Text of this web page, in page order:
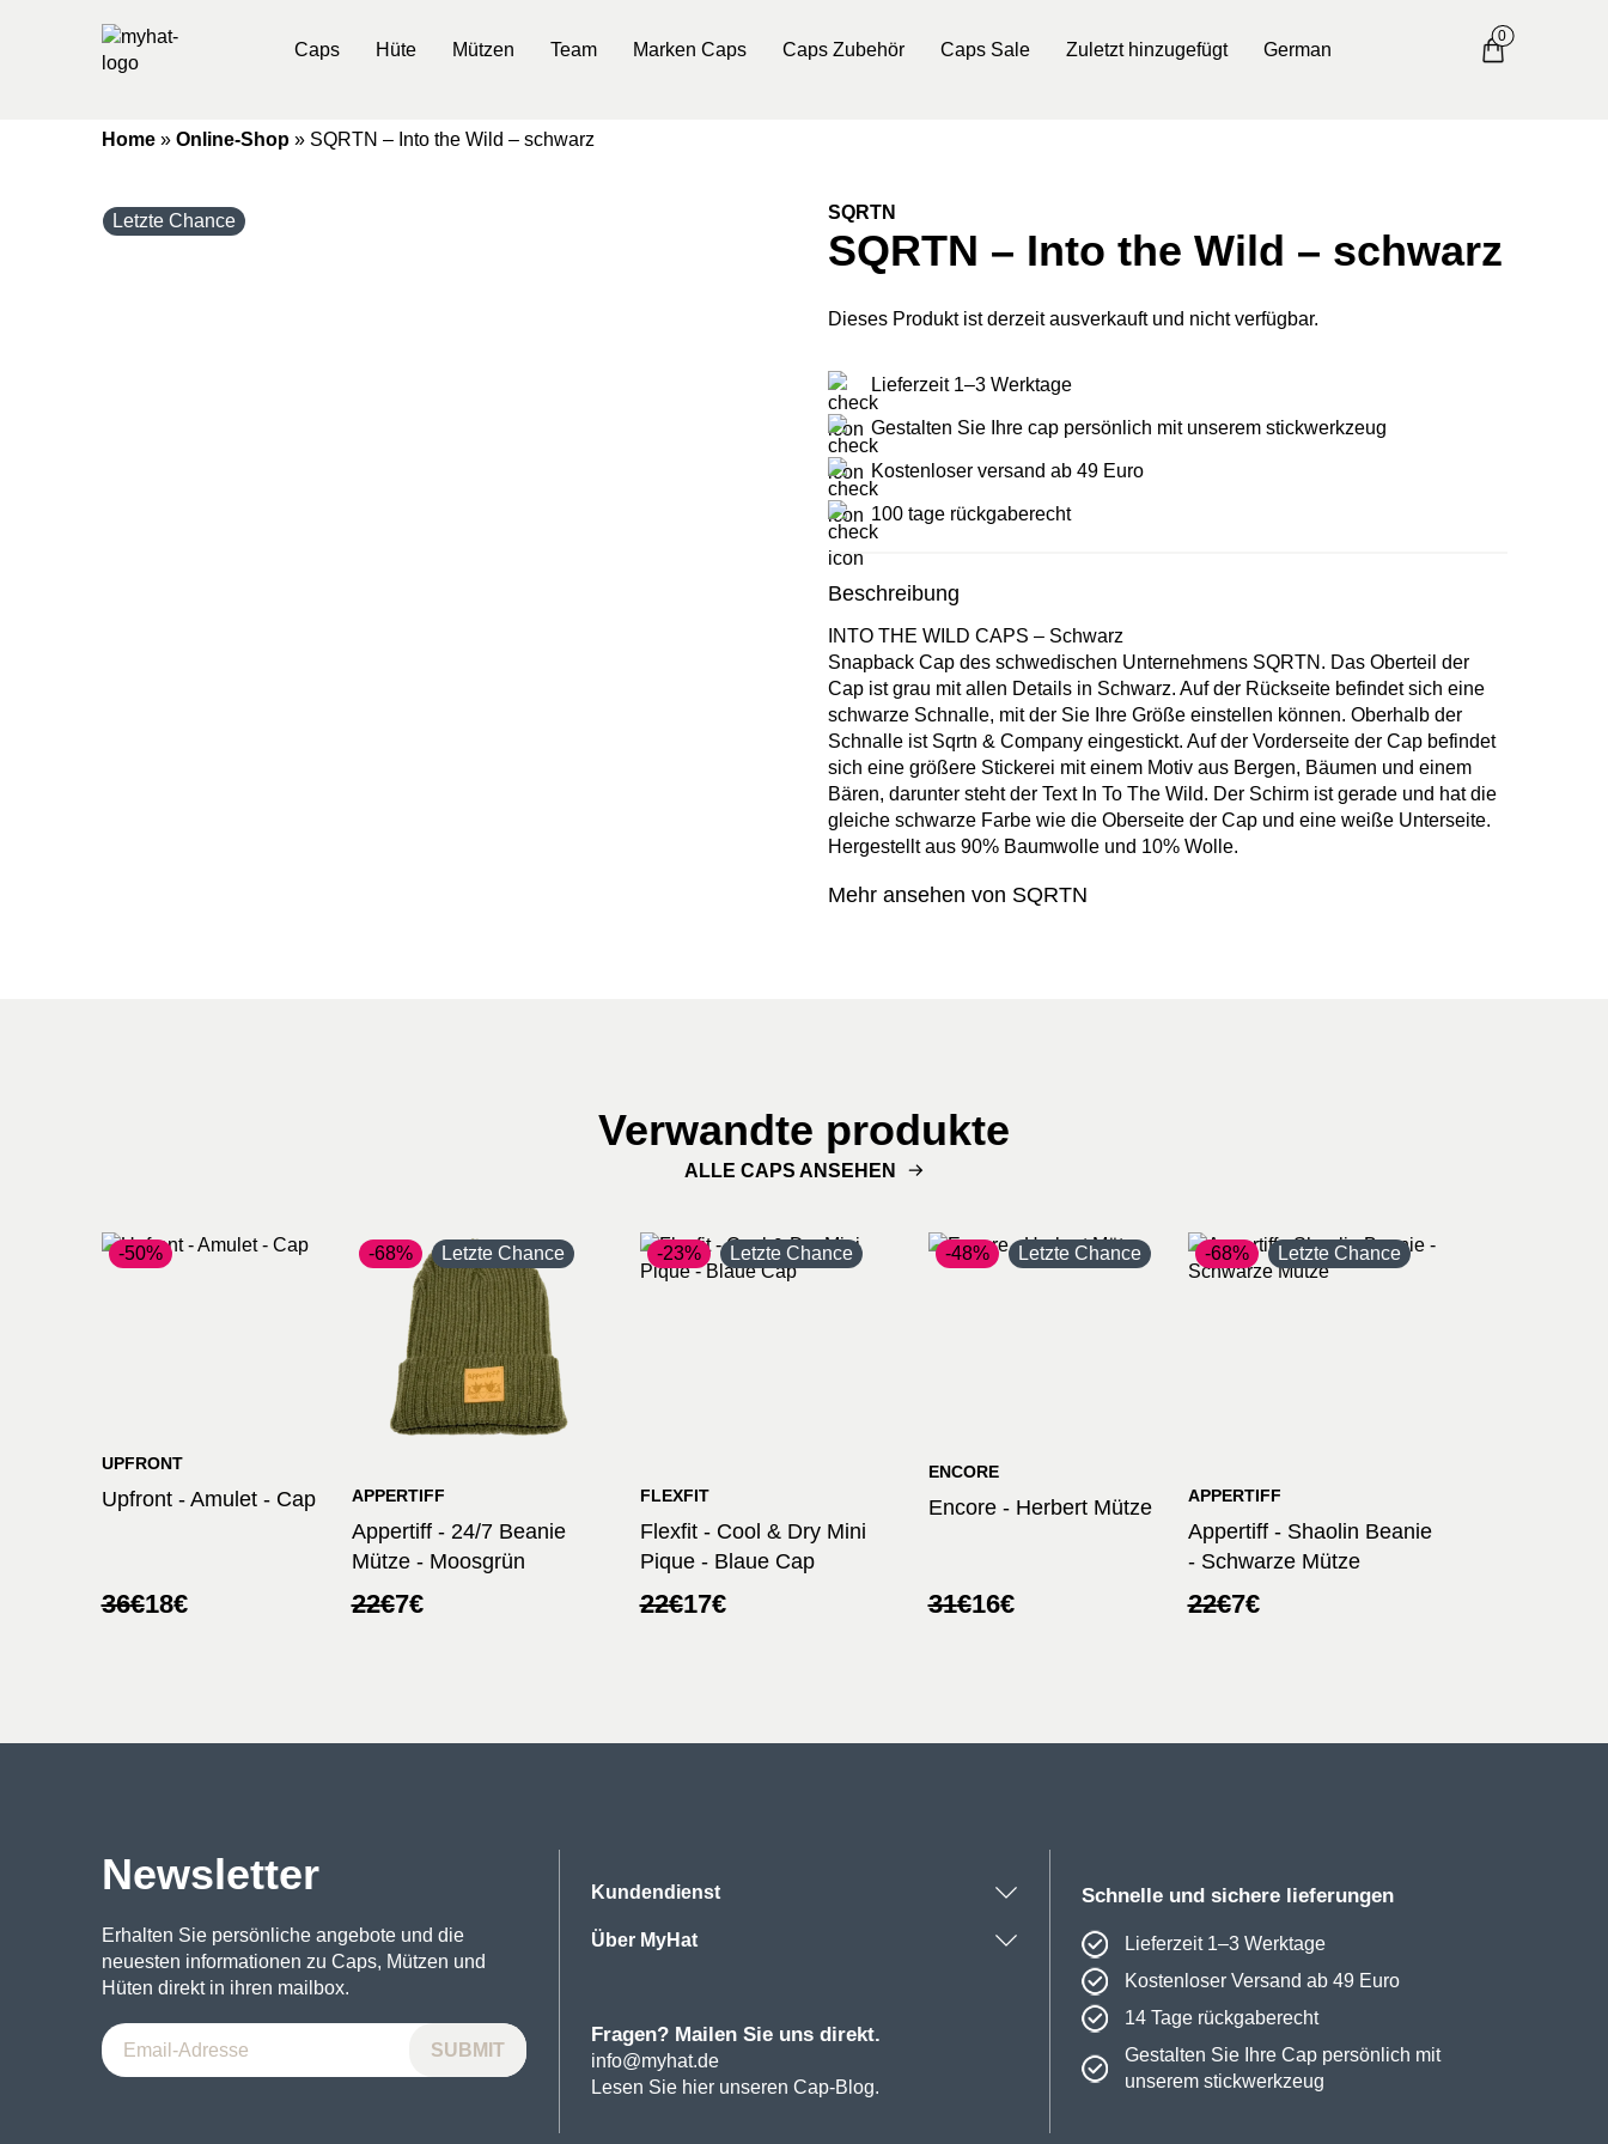
Caps Hüte Mützen Team Marken Caps Caps Zubehör Caps Sale Zuletzt hinzugefügt German
0
Home» Online-Shop» SQRTN – Into the Wild – schwarz
Letzte Chance SQRTN
SQRTN – Into the Wild – schwarz
Dieses Produkt ist derzeit ausverkauft und nicht verfügbar.
Lieferzeit 1–3 Werktage
Gestalten Sie Ihre cap persönlich mit unserem stickwerkzeug
Kostenloser versand ab 49 Euro
100 tage rückgaberecht
Beschreibung
INTO THE WILD CAPS – Schwarz
Snapback Cap des schwedischen Unternehmens SQRTN. Das Oberteil der
Cap ist grau mit allen Details in Schwarz. Auf der Rückseite befindet sich eine
schwarze Schnalle, mit der Sie Ihre Größe einstellen können. Oberhalb der
Schnalle ist Sqrtn & Company eingestickt. Auf der Vorderseite der Cap befindet
sich eine größere Stickerei mit einem Motiv aus Bergen, Bäumen und einem
Bären, darunter steht der Text In To The Wild. Der Schirm ist gerade und hat die
gleiche schwarze Farbe wie die Oberseite der Cap und eine weiße Unterseite.
Hergestellt aus 90% Baumwolle und 10% Wolle.
Mehr ansehen von SQRTN
Verwandte produkte
ALLE CAPS ANSEHEN
-50%
UPFRONT
Upfront - Amulet - Cap
36€
Ursprünglicher
18€
Aktueller
-68% Letzte Chance
APPERTIFF
Appertiff - 24/7 Beanie
Mütze - Moosgrün
22€
Ursprünglicher
7€
Aktueller
-23% Letzte Chance
FLEXFIT
Flexfit - Cool & Dry Mini
Pique - Blaue Cap
22€
Ursprünglicher
17€
Aktueller
-48% Letzte Chance
ENCORE
Encore - Herbert Mütze
31€
Ursprünglicher
16€
Aktueller
-68% Letzte Chance
APPERTIFF
Appertiff - Shaolin Beanie
- Schwarze Mütze
22€
Ursprünglicher
7€
Aktueller
Newsletter
Erhalten Sie persönliche angebote und die
neuesten informationen zu Caps, Mützen und
Hüten direkt in ihren mailbox.
Kundendienst
Über MyHat
Fragen? Mailen Sie uns direkt.
info@myhat.de
Lesen Sie hier unseren Cap-Blog.
Schnelle und sichere lieferungen
Lieferzeit 1–3 Werktage
Kostenloser Versand ab 49 Euro
14 Tage rückgaberecht
Gestalten Sie Ihre Cap persönlich mit
unserem stickwerkzeug